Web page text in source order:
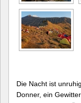
Die Nacht ist
Donner, ein